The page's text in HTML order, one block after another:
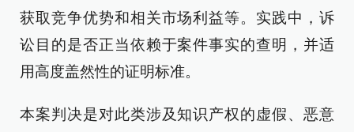
获取竞争优势和相关市场利益等。实践中，诉
讼目的是否正当依赖于案件事实的查明，并适
用高度盖然性的证明标准。
本案判决是对此类涉及知识产权的虚假、恶意